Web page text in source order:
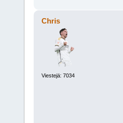
Chris
Viestejä: 7034